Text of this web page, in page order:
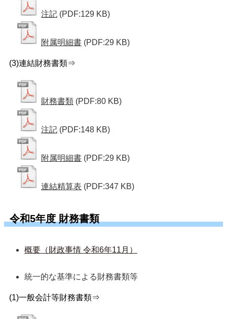
注記 (PDF:129 KB)
附属明細書 (PDF:29 KB)
(3)連結財務書類⇒
財務書類 (PDF:80 KB)
注記 (PDF:148 KB)
附属明細書 (PDF:29 KB)
連結精算表 (PDF:347 KB)
令和5年度 財務書類
概要（財政事情 令和6年11月）
統一的な基準による財務書類等
(1)一般会計等財務書類⇒